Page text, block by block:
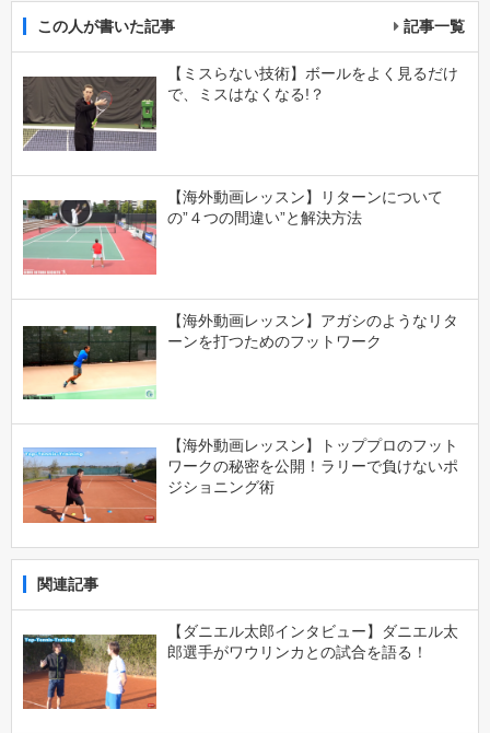
この人が書いた記事 記事一覧
【ミスらない技術】ボールをよく見るだけ
で、ミスはなくなる!？
【海外動画レッスン】リターンについて
の”４つの間違い”と解決方法
【海外動画レッスン】アガシのようなリタ
ーンを打つためのフットワーク
【海外動画レッスン】トッププロのフット
ワークの秘密を公開！ラリーで負けないポ
ジショニング術
関連記事
【ダニエル太郎インタビュー】ダニエル太
郎選手がワウリンカとの試合を語る！